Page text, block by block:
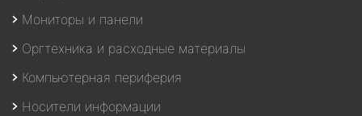
Мониторы и панели
Оргтехника и расходные материалы
Компьютерная периферия
Носители информации